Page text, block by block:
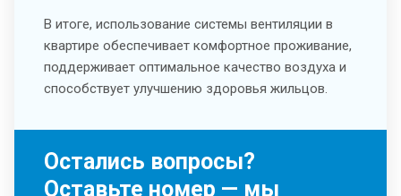
В итоге, использование системы вентиляции в
квартире обеспечивает комфортное проживание,
поддерживает оптимальное качество воздуха и
способствует улучшению здоровья жильцов.
Остались вопросы?
Оставьте номер — мы